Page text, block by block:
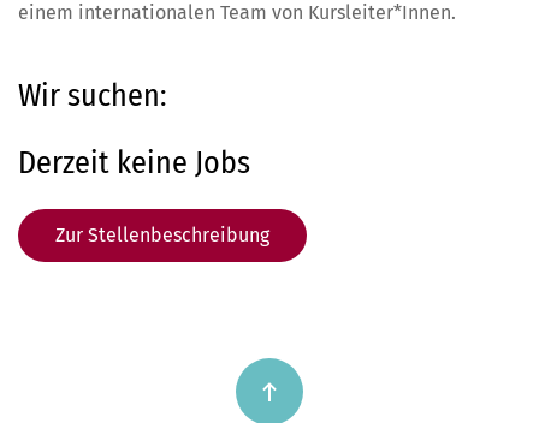
einem internationalen Team von Kursleiter*Innen.
Wir suchen:
Derzeit keine Jobs
Zur Stellenbeschreibung